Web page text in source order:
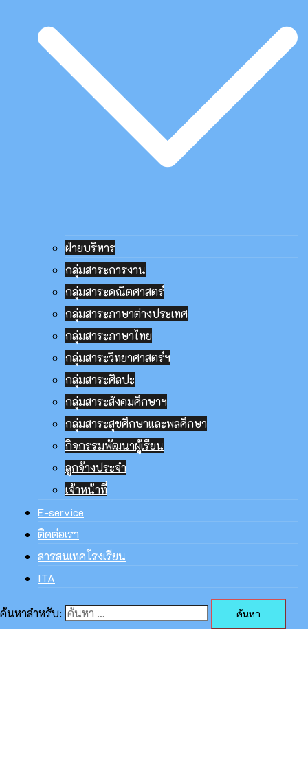
ฝ่ายบริหาร
กลุ่มสาระการงาน
กลุ่มสาระคณิตศาสตร์
กลุ่มสาระภาษาต่างประเทศ
กลุ่มสาระภาษาไทย
กลุ่มสาระวิทยาศาสตร์ฯ
กลุ่มสาระศิลปะ
กลุ่มสาระสังคมศึกษาฯ
กลุ่มสาระสุขศึกษาและพลศึกษา
กิจกรรมพัฒนาผู้เรียน
ลูกจ้างประจำ
เจ้าหน้าที่
E-service
ติดต่อเรา
สารสนเทศโรงเรียน
ITA
ค้นหาสำหรับ: